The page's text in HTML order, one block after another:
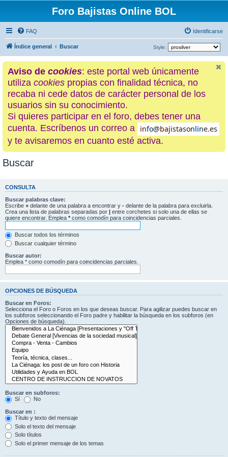
Foro Bajistas Online BOL
FAQ Identificarse
Índice general Buscar Style:
Aviso de cookies: este portal web únicamente
utiliza cookies propias con finalidad técnica, no
recaba ni cede datos de carácter personal de los
usuarios sin su conocimiento.
Si quieres participar en el foro, debes tener una
cuenta. Escríbenos un correo a
y te avisaremos en cuanto esté activa.
Buscar
CONSULTA
Buscar palabras clave:
Escribe + delante de una palabra a encontrar y - delante de la palabra para excluirla.
Crea una lista de palabras separadas por | entre corchetes si solo una de ellas se
quiere encontrar. Emplea * como comodín para coincidencias parciales.
Buscar todos los términos
Buscar cualquier término
Buscar autor:
Emplea * como comodín para coincidencias parciales.
OPCIONES DE BÚSQUEDA
Buscar en Foros:
Selecciona el Foro o Foros en los que deseas buscar. Para agilizar puedes buscar en
los subforos seleccionando el Foro padre y habilitar la búsqueda en los subforos (en
Opciones de búsqueda).
Buscar en subforos:
Sí
No
Buscar en :
Título y texto del mensaje
Solo el texto del mensaje
Solo títulos
Solo el primer mensaje de los temas